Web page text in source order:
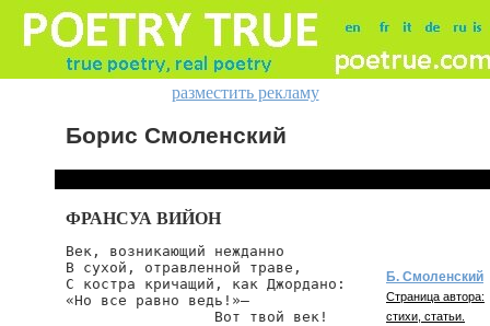
разместить рекламу
Борис Смоленский
ФРАНСУА ВИЙОН
Век, возникающий нежданно
В сухой, отравленной траве,
С костра кричащий, как Джордано:
«Но все равно ведь!»—
                 Вот твой век!
Б. Смоленский
Страница автора:
стихи, статьи.